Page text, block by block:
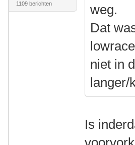
1109 berichten
weg.
Dat
niet in
langer/
Is